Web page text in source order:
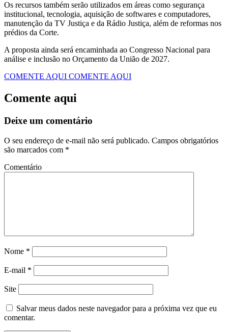
Os recursos também serão utilizados em áreas como segurança
institucional, tecnologia, aquisição de softwares e computadores,
manutenção da TV Justiça e da Rádio Justiça, além de reformas nos
prédios da Corte.
A proposta ainda será encaminhada ao Congresso Nacional para
análise e inclusão no Orçamento da União de 2027.
COMENTE AQUI COMENTE AQUI
Comente aqui
Deixe um comentário
O seu endereço de e-mail não será publicado. Campos obrigatórios
são marcados com *
Comentário
Nome *
E-mail *
Site
Salvar meus dados neste navegador para a próxima vez que eu
comentar.